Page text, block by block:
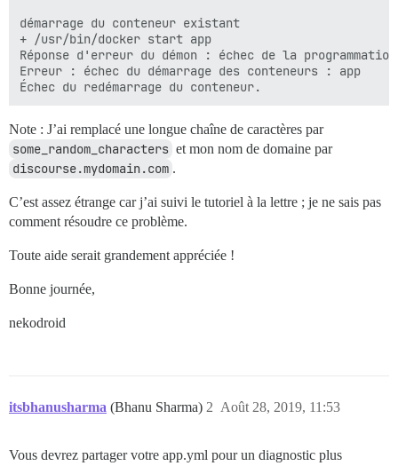
démarrage du conteneur existant
+ /usr/bin/docker start app
Réponse d'erreur du démon : échec de la
Erreur : échec du démarrage des conteneurs : app
Note : J’ai remplacé une longue chaîne de caractères par
some_random_characters et mon nom de domaine par
discourse.mydomain.com .
C’est assez étrange car j’ai suivi le tutoriel à la lettre ; je ne sais pas
comment résoudre ce problème.
Toute aide serait grandement appréciée !
Bonne journée,
nekodroid
itsbhanusharma (Bhanu Sharma) Août 28, 2019, 11:53
2
Vous devrez partager votre app.yml pour un diagnostic plus